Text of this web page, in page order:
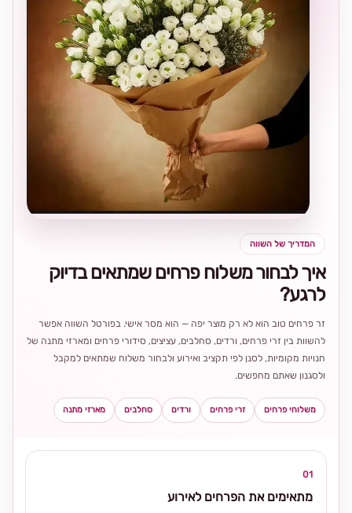
המדריך של השווה
איך לבחור משלוח פרחים שמתאים בדיוק
לרגע?
זר פרחים טוב הוא לא רק מוצר יפה — הוא מסר אישי. בפורטל השווה אפשר
להשוות בין זרי פרחים, ורדים, סחלבים, עציצים, סידורי פרחים ומארזי מתנה של
חנויות מקומיות, לסנן לפי תקציב ואירוע ולבחור משלוח שמתאים למקבל
ולסגנון שאתם מחפשים.
משלוחי פרחים זרי פרחים ורדים סחלבים מארזי מתנה
01
מתאימים את הפרחים לאירוע